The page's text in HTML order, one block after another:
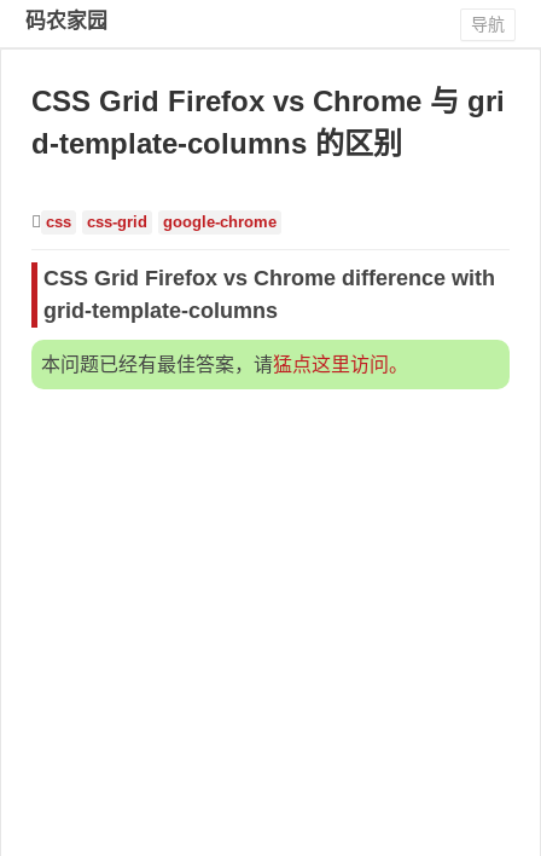
码农家园 导航
CSS Grid Firefox vs Chrome 与 gri
d-template-columns 的区别
css css-grid google-chrome
CSS Grid Firefox vs Chrome difference with
grid-template-columns
本问题已经有最佳答案，请猛点这里访问。